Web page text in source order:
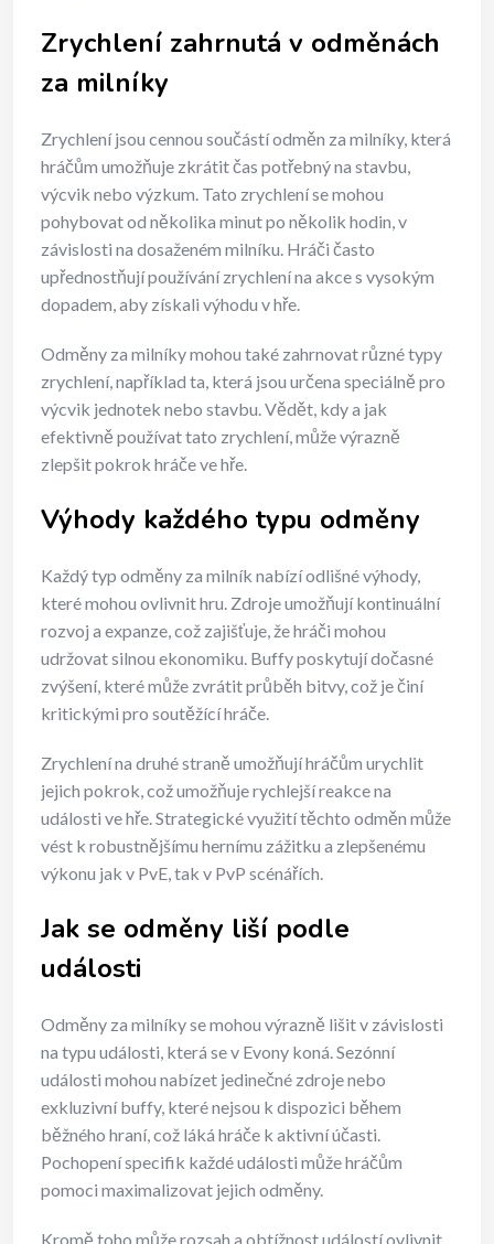
Zrychlení zahrnutá v odměnách
za milníky
Zrychlení jsou cennou součástí odměn za milníky, která
hráčům umožňuje zkrátit čas potřebný na stavbu,
výcvik nebo výzkum. Tato zrychlení se mohou
pohybovat od několika minut po několik hodin, v
závislosti na dosaženém milníku. Hráči často
upřednostňují používání zrychlení na akce s vysokým
dopadem, aby získali výhodu v hře.
Odměny za milníky mohou také zahrnovat různé typy
zrychlení, například ta, která jsou určena speciálně pro
výcvik jednotek nebo stavbu. Vědět, kdy a jak
efektivně používat tato zrychlení, může výrazně
zlepšit pokrok hráče ve hře.
Výhody každého typu odměny
Každý typ odměny za milník nabízí odlišné výhody,
které mohou ovlivnit hru. Zdroje umožňují kontinuální
rozvoj a expanze, což zajišťuje, že hráči mohou
udržovat silnou ekonomiku. Buffy poskytují dočasné
zvýšení, které může zvrátit průběh bitvy, což je činí
kritickými pro soutěžící hráče.
Zrychlení na druhé straně umožňují hráčům urychlit
jejich pokrok, což umožňuje rychlejší reakce na
události ve hře. Strategické využití těchto odměn může
vést k robustnějšímu hernímu zážitku a zlepšenému
výkonu jak v PvE, tak v PvP scénářích.
Jak se odměny liší podle
události
Odměny za milníky se mohou výrazně lišit v závislosti
na typu události, která se v Evony koná. Sezónní
události mohou nabízet jedinečné zdroje nebo
exkluzivní buffy, které nejsou k dispozici během
běžného hraní, což láká hráče k aktivní účasti.
Pochopení specifik každé události může hráčům
pomoci maximalizovat jejich odměny.
Kromě toho může rozsah a obtížnost událostí ovlivnit